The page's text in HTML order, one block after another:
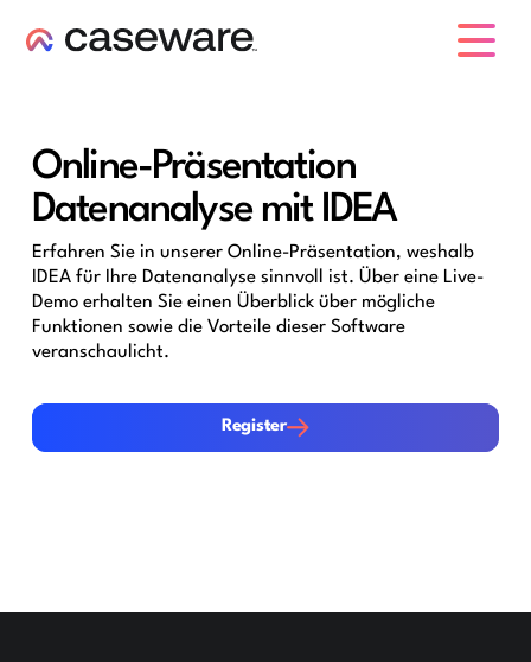
Online-Präsentation
Datenanalyse mit IDEA
Erfahren Sie in unserer Online-Präsentation, weshalb
IDEA für Ihre Datenanalyse sinnvoll ist. Über eine Live-
Demo erhalten Sie einen Überblick über mögliche
Funktionen sowie die Vorteile dieser Software
veranschaulicht.
Register
Register